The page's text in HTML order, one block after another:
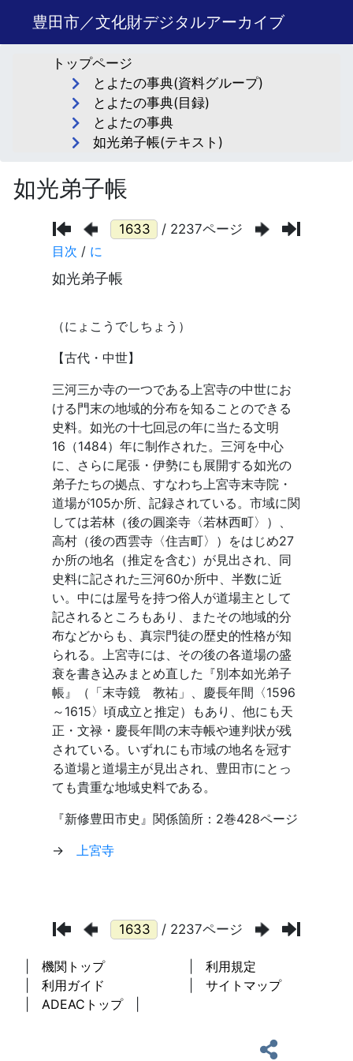
豊田市／文化財デジタルアーカイブ
トップページ
とよたの事典(資料グループ)
とよたの事典(目録)
とよたの事典
如光弟子帳(テキスト)
如光弟子帳
/ 2237ページ
/ 2237ページ
機関トップ
利用規定
利用ガイド
サイトマップ
ADEACトップ